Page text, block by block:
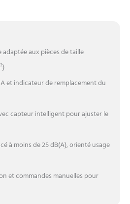
aux pièces de taille
et indicateur de remplacement du
capteur intelligent pour ajuster le
à moins de 25 dB(A), orienté usage
et commandes manuelles pour